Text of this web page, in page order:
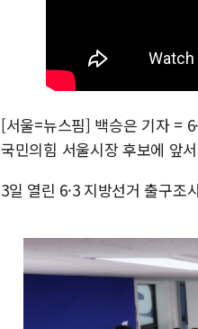
[서울=뉴스핌] 백승은 기자 =
국민의힘 서울시장 후보에 앞
3일 열린 6·3 지방선거 출구